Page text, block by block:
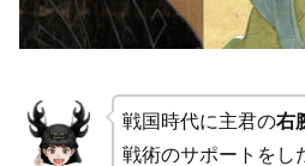
戦国時代に主君の右
戦術のサポートをし